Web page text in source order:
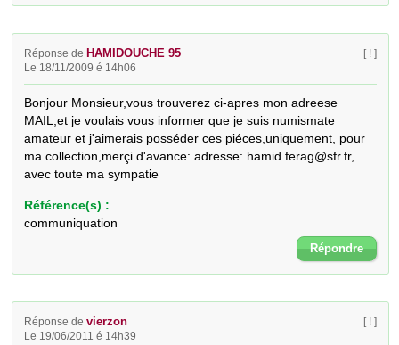
Réponse de HAMIDOUCHE 95
Le 18/11/2009 é 14h06
[ ! ]
Bonjour Monsieur,vous trouverez ci-apres mon adreese
MAIL,et je voulais vous informer que je suis numismate
amateur et j'aimerais posséder ces piéces,uniquement, pour
ma collection,merçi d'avance: adresse: hamid.ferag@sfr.fr,
avec toute ma sympatie
Référence(s) :
communiquation
Répondre
Réponse devierzon
Le 19/06/2011 é 14h39
[ ! ]